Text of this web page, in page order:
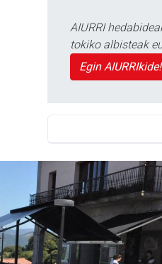
AIURRI
tokiko albisteak
Egin AIURRIkide!